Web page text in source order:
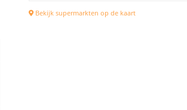
Bekijk supermarkten op de kaart